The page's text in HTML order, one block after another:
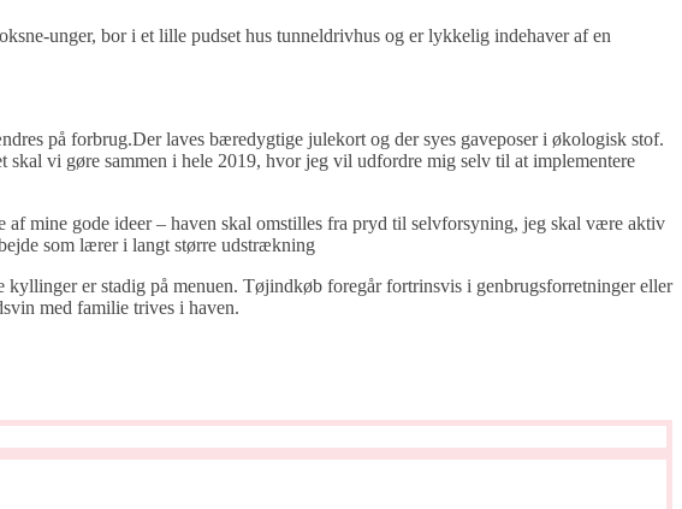
unger, bor i et lille pudset hus tunneldrivhus og er lykkelig indehaver af en
på forbrug.Der laves bæredygtige julekort og der syes gaveposer i økologisk stof.
vi gøre sammen i hele 2019, hvor jeg vil udfordre mig selv til at implementere
mine gode ideer – haven skal omstilles fra pryd til selvforsyning, jeg skal være aktiv
som lærer i langt større udstrækning
er stadig på menuen. Tøjindkøb foregår fortrinsvis i genbrugsforretninger eller
med familie trives i haven.